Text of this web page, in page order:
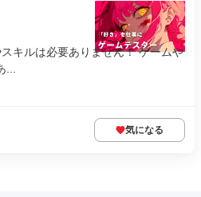
キルは必要ありません！ ゲームや
気になる